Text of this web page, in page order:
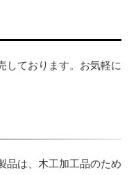
しております。お気軽に
品は、木工加工品のため